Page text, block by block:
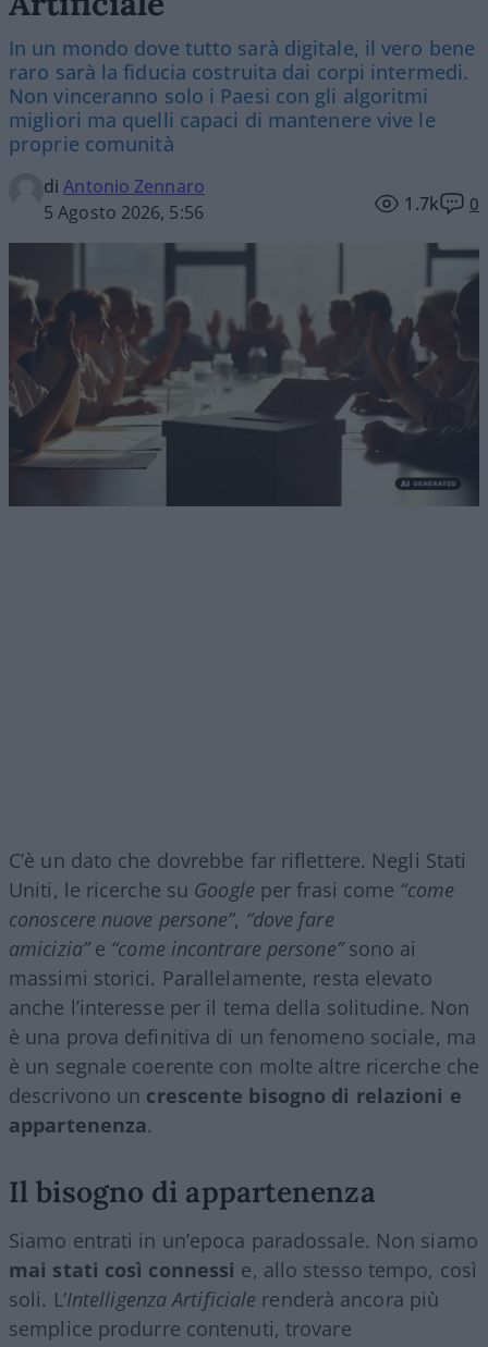
In un mondo dove tutto sarà digitale, il vero bene
raro sarà la fiducia costruita dai corpi intermedi.
Non vinceranno solo i Paesi con gli algoritmi
migliori ma quelli capaci di mantenere vive le
proprie comunità
diAntonio Zennaro
5 Agosto 2026, 5:56
1.7k 0
C’è un dato che dovrebbe far riflettere. Negli Stati
Uniti, le ricerche su Google per frasi come “come
conoscere nuove persone”, “dove fare
amicizia”e “come incontrare persone”sono ai
massimi storici. Parallelamente, resta elevato
anche l’interesse per il tema della solitudine. Non
è una prova definitiva di un fenomeno sociale, ma
è un segnale coerente con molte altre ricerche che
descrivono un crescente bisogno di relazioni e
appartenenza.
Il bisogno di appartenenza
Siamo entrati in un’epoca paradossale. Non siamo
mai stati così connessi e, allo stesso tempo, così
soli. L’Intelligenza Artificiale renderà ancora più
semplice produrre contenuti, trovare